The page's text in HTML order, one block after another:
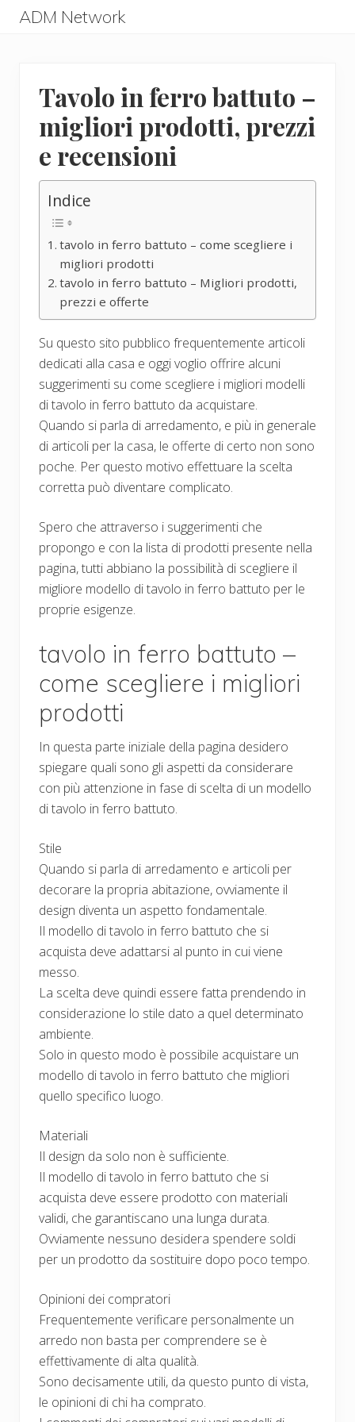
MenuADM Network
Tavolo in ferro battuto –
migliori prodotti, prezzi
e recensioni
Indice
tavolo in ferro battuto – come scegliere i
migliori prodotti
tavolo in ferro battuto – Migliori prodotti,
prezzi e offerte
Su questo sito pubblico frequentemente articoli
dedicati alla casa e oggi voglio offrire alcuni
suggerimenti su come scegliere i migliori modelli
di tavolo in ferro battuto da acquistare.
Quando si parla di arredamento, e più in generale
di articoli per la casa, le offerte di certo non sono
poche. Per questo motivo effettuare la scelta
corretta può diventare complicato.
Spero che attraverso i suggerimenti che
propongo e con la lista di prodotti presente nella
pagina, tutti abbiano la possibilità di scegliere il
migliore modello di tavolo in ferro battuto per le
proprie esigenze.
tavolo in ferro battuto –
come scegliere i migliori
prodotti
In questa parte iniziale della pagina desidero
spiegare quali sono gli aspetti da considerare
con più attenzione in fase di scelta di un modello
di tavolo in ferro battuto.
Stile
Quando si parla di arredamento e articoli per
decorare la propria abitazione, ovviamente il
design diventa un aspetto fondamentale.
Il modello di tavolo in ferro battuto che si
acquista deve adattarsi al punto in cui viene
messo.
La scelta deve quindi essere fatta prendendo in
considerazione lo stile dato a quel determinato
ambiente.
Solo in questo modo è possibile acquistare un
modello di tavolo in ferro battuto che migliori
quello specifico luogo.
Materiali
Il design da solo non è sufficiente.
Il modello di tavolo in ferro battuto che si
acquista deve essere prodotto con materiali
validi, che garantiscano una lunga durata.
Ovviamente nessuno desidera spendere soldi
per un prodotto da sostituire dopo poco tempo.
Opinioni dei compratori
Frequentemente verificare personalmente un
arredo non basta per comprendere se è
effettivamente di alta qualità.
Sono decisamente utili, da questo punto di vista,
le opinioni di chi ha comprato.